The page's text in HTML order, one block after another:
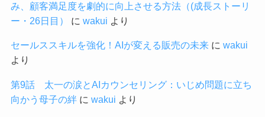
み、顧客満足度を劇的に向上させる方法（(成長ストーリ
ー・26日目）
に wakui より
セールススキルを強化！AIが変える販売の未来に wakui
より
第9話 太一の涙とAIカウンセリング：いじめ問題に立ち
向かう母子の絆に wakui より